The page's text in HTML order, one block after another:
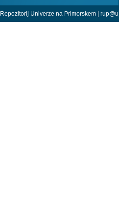
Repozitorij Univerze na Primorskem |